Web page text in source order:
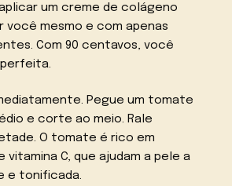
um creme de colágeno
você mesmo e com apenas
Com 90 centavos, você
Pegue um tomate
e corte ao meio. Rale
O tomate é rico em
vitamina C, que ajudam a pele a
e tonificada.